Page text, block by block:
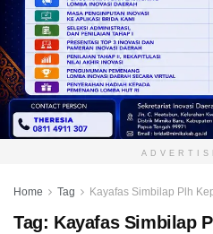
Home Tag Kayafas Simbilap Plh
Tag: Kayafas Simbilap